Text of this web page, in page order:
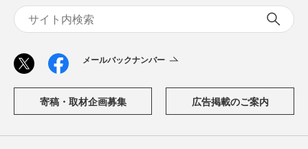
メールバックナンバー
寄稿・取材企画募集 広告掲載のご案内